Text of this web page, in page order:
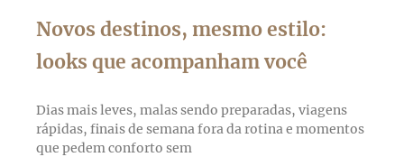
Novos destinos, mesmo estilo:
looks que acompanham você
Dias mais leves, malas sendo preparadas, viagens
rápidas, finais de semana fora da rotina e momentos
que pedem conforto sem